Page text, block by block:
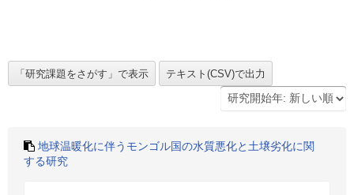
地球温暖化に伴うモンゴル国の水質悪化と土壌劣化に関
する研究